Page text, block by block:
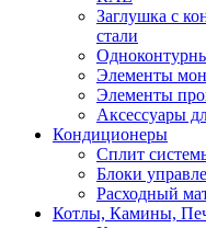
Заглушка с
стали
Элементы
Элементы
Аксессуары
Кондиционеры
Сплит
Блоки
Расходный
Котлы, Камины,